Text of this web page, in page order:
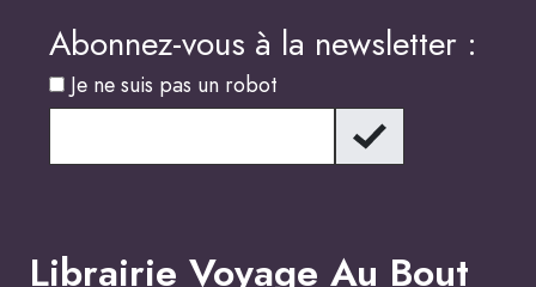
Abonnez-vous à la newsletter :
Je ne suis pas un robot
Librairie Voyage Au Bout